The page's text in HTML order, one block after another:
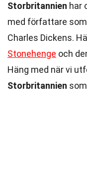
Storbritannien har
med författare som
Charles Dickens.
Stonehenge och
Häng med när vi
Storbritannien